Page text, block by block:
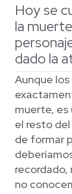
Hoy se
la
dado la
Aunque
muerte, es
el resto
de formar
recordado,
no